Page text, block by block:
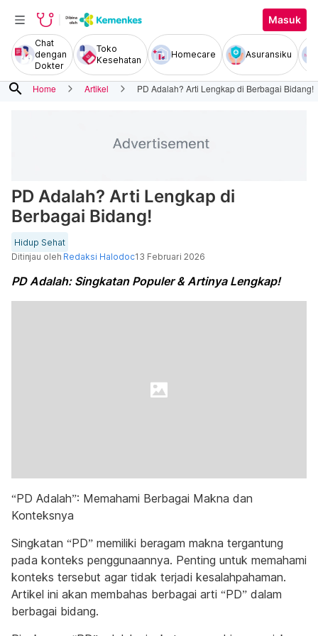
Masuk
Chat
dengan
Dokter
Toko
Kesehatan
Homecare Asuransiku
search Home Artikel PD Adalah? Arti Lengkap di Berbagai Bidang!
PD Adalah? Arti Lengkap di
Berbagai Bidang!
Hidup Sehat
Ditinjau oleh Redaksi Halodoc13 Februari 2026
PD Adalah: Singkatan Populer & Artinya Lengkap!
“PD Adalah”: Memahami Berbagai Makna dan
Konteksnya
Singkatan “PD” memiliki beragam makna tergantung
pada konteks penggunaannya. Penting untuk memahami
konteks tersebut agar tidak terjadi kesalahpahaman.
Artikel ini akan membahas berbagai arti “PD” dalam
berbagai bidang.